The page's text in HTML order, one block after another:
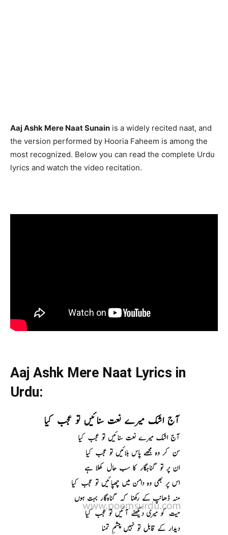
Aaj Ashk Mere Naat Sunain is a widely recited naat, and
the version performed by Hooria Faheem is among the
most recognized. Below you can read the complete Urdu
lyrics and watch the video recitation.
Aaj Ashk Mere Naat Lyrics in
Urdu: